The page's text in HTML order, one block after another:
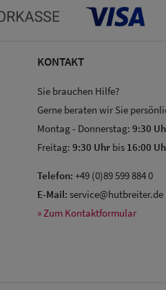
KONTAKT
Sie brauchen Hilfe?
Gerne beraten wir Sie
Montag - Donnerstag: 9:30
Freitag: 9:30 Uhr bis 16:00
Telefon: +49 (0)89 599 884 0
E-Mail: service@hutbreiter.de
» Zum Kontaktformular